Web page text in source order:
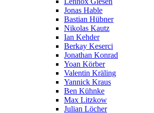
Jonas Hable
Bastian Hübner
Nikolas Kautz
Ian Kehder
Berkay Keserci
Jonathan Konrad
Yoan Körber
Valentin Kräling
Yannick Kraus
Ben Kühnke
Max Litzkow
Julian Löcher